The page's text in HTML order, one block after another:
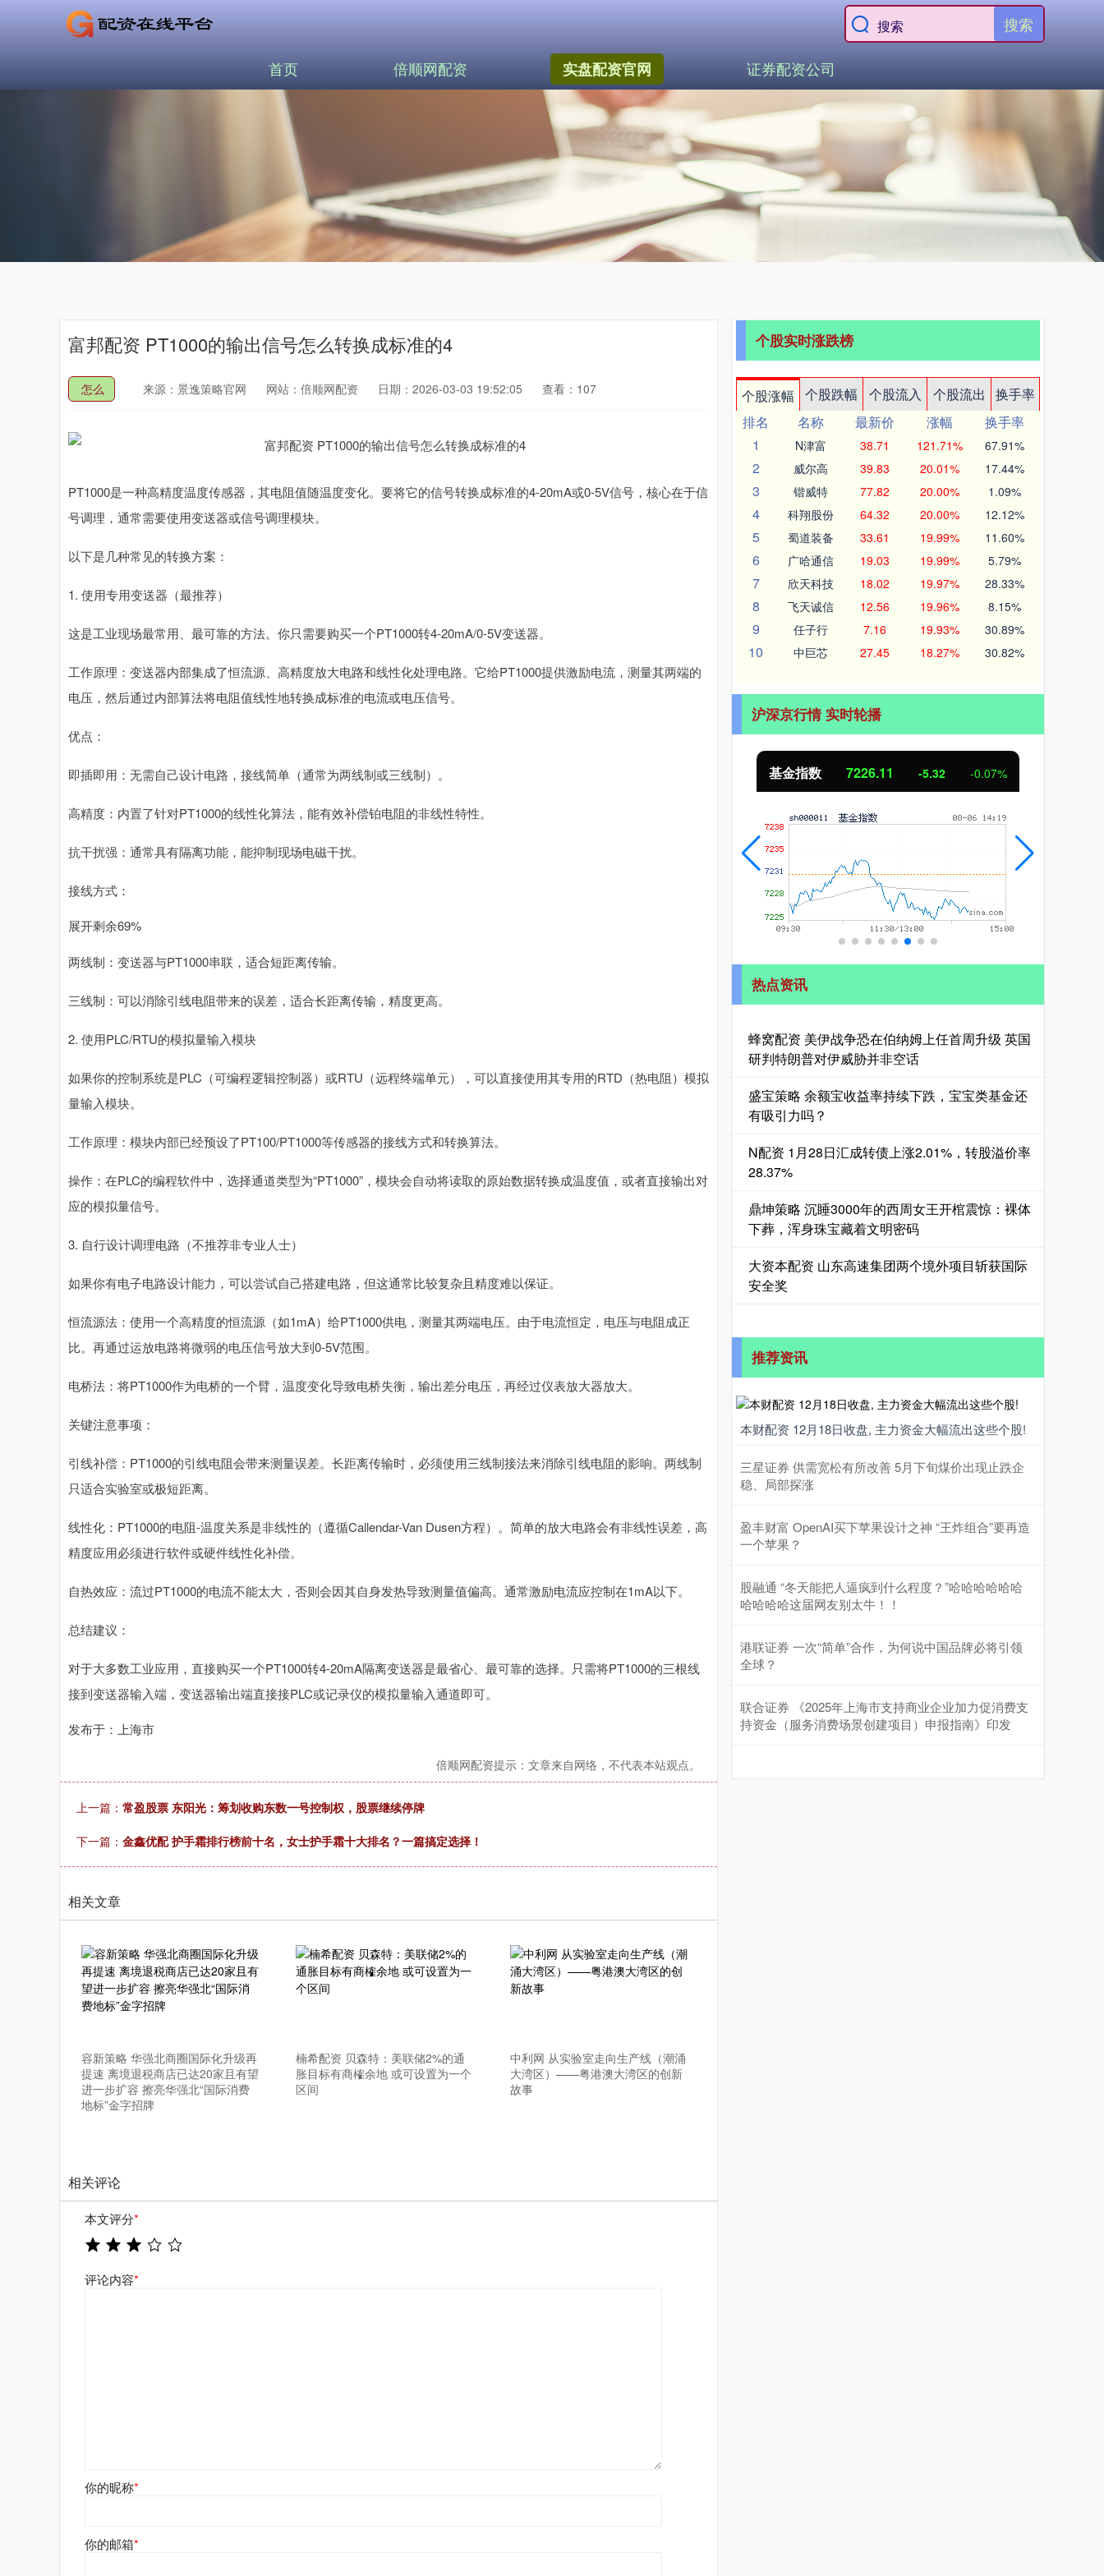
搜索
首页 倍顺网配资 实盘配资官网 证券配资公司
富邦配资 PT1000的输出信号怎么转换成标准的4
怎么 来源：景逸策略官网 网站：倍顺网配资 日期：2026-03-03 19:52:05 查看：107
PT1000是一种高精度温度传感器，其电阻值随温度变化。要将它的信号转换成标准的4-20mA或0-5V信号，核心在于信
号调理，通常需要使用变送器或信号调理模块。
以下是几种常见的转换方案：
1. 使用专用变送器（最推荐）
这是工业现场最常用、最可靠的方法。你只需要购买一个PT1000转4-20mA/0-5V变送器。
工作原理：变送器内部集成了恒流源、高精度放大电路和线性化处理电路。它给PT1000提供激励电流，测量其两端的
电压，然后通过内部算法将电阻值线性地转换成标准的电流或电压信号。
优点：
即插即用：无需自己设计电路，接线简单（通常为两线制或三线制）。
高精度：内置了针对PT1000的线性化算法，能有效补偿铂电阻的非线性特性。
抗干扰强：通常具有隔离功能，能抑制现场电磁干扰。
接线方式：
展开剩余69%
两线制：变送器与PT1000串联，适合短距离传输。
三线制：可以消除引线电阻带来的误差，适合长距离传输，精度更高。
2. 使用PLC/RTU的模拟量输入模块
如果你的控制系统是PLC（可编程逻辑控制器）或RTU（远程终端单元），可以直接使用其专用的RTD（热电阻）模拟
量输入模块。
工作原理：模块内部已经预设了PT100/PT1000等传感器的接线方式和转换算法。
操作：在PLC的编程软件中，选择通道类型为“PT1000”，模块会自动将读取的原始数据转换成温度值，或者直接输出对
应的模拟量信号。
3. 自行设计调理电路（不推荐非专业人士）
如果你有电子电路设计能力，可以尝试自己搭建电路，但这通常比较复杂且精度难以保证。
恒流源法：使用一个高精度的恒流源（如1mA）给PT1000供电，测量其两端电压。由于电流恒定，电压与电阻成正
比。再通过运放电路将微弱的电压信号放大到0-5V范围。
电桥法：将PT1000作为电桥的一个臂，温度变化导致电桥失衡，输出差分电压，再经过仪表放大器放大。
关键注意事项：
引线补偿：PT1000的引线电阻会带来测量误差。长距离传输时，必须使用三线制接法来消除引线电阻的影响。两线制
只适合实验室或极短距离。
线性化：PT1000的电阻-温度关系是非线性的（遵循Callendar-Van Dusen方程）。简单的放大电路会有非线性误差，高
精度应用必须进行软件或硬件线性化补偿。
自热效应：流过PT1000的电流不能太大，否则会因其自身发热导致测量值偏高。通常激励电流应控制在1mA以下。
总结建议：
对于大多数工业应用，直接购买一个PT1000转4-20mA隔离变送器是最省心、最可靠的选择。只需将PT1000的三根线
接到变送器输入端，变送器输出端直接接PLC或记录仪的模拟量输入通道即可。
发布于：上海市
倍顺网配资提示：文章来自网络，不代表本站观点。
上一篇： 常盈股票 东阳光：筹划收购东数一号控制权，股票继续停牌
下一篇： 金鑫优配 护手霜排行榜前十名，女士护手霜十大排名？一篇搞定选择！
相关文章
容新策略 华强北商圈国际化升级再
提速 离境退税商店已达20家且有望
进一步扩容 擦亮华强北“国际消费
地标”金字招牌
楠希配资 贝森特：美联储2%的通
胀目标有商榷余地 或可设置为一个
区间
中利网 从实验室走向生产线（潮涌
大湾区）——粤港澳大湾区的创新
故事
相关评论
本文评分*
评论内容*
你的昵称*
你的邮箱*
个股实时涨跌榜
个股涨幅 个股跌幅 个股流入 个股流出
换手率
排名
名称 最新价 涨幅
换手率
1
N津富 38.71 121.71% 67.91%
2 威尔高 39.83 20.01% 17.44%
3 锴威特 77.82 20.00% 1.09%
4 科翔股份 64.32 20.00% 12.12%
5 蜀道装备 33.61 19.99% 11.60%
6 广哈通信 19.03 19.99% 5.79%
7 欣天科技 18.02 19.97% 28.33%
8 飞天诚信 12.56 19.96% 8.15%
9 任子行 7.16 19.93% 30.89%
10 中巨芯 27.45 18.27% 30.82%
沪深京行情 实时轮播
-0.57% 北证50 1115.59 -3.87 -0.35% 基金指数 7226.11 -5.32 -0.07%
热点资讯
蜂窝配资 美伊战争恐在伯纳姆上任首周升级 英国
研判特朗普对伊威胁并非空话
盛宝策略 余额宝收益率持续下跌，宝宝类基金还
有吸引力吗？
N配资 1月28日汇成转债上涨2.01%，转股溢价率
28.37%
鼎坤策略 沉睡3000年的西周女王开棺震惊：裸体
下葬，浑身珠宝藏着文明密码
大资本配资 山东高速集团两个境外项目斩获国际
安全奖
推荐资讯
本财配资 12月18日收盘, 主力资金大幅流出这些个股!
三星证券 供需宽松有所改善 5月下旬煤价出现止跌企
稳、局部探涨
盈丰财富 OpenAI买下苹果设计之神 “王炸组合”要再造
一个苹果？
股融通 “冬天能把人逼疯到什么程度？”哈哈哈哈哈哈
哈哈哈哈这届网友别太牛！！
港联证券 一次“简单”合作，为何说中国品牌必将引领
全球？
联合证券 《2025年上海市支持商业企业加力促消费支
持资金（服务消费场景创建项目）申报指南》印发